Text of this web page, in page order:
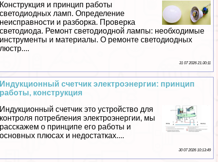
Конструкция и принцип работы
светодиодных ламп. Определение
неисправности и разборка. Проверка
светодиода. Ремонт светодиодной лампы: необходимые
инструменты и материалы. О ремонте светодиодных
люстр....
31 07 2026 21:30:11
Индукционный счетчик электроэнергии: принцип
работы, конструкция
Индукционный счетчик это устройство для
контроля потрeбления электроэнергии, мы
расскажем о принципе его работы и
основных плюсах и недостатках....
30 07 2026 10:13:49